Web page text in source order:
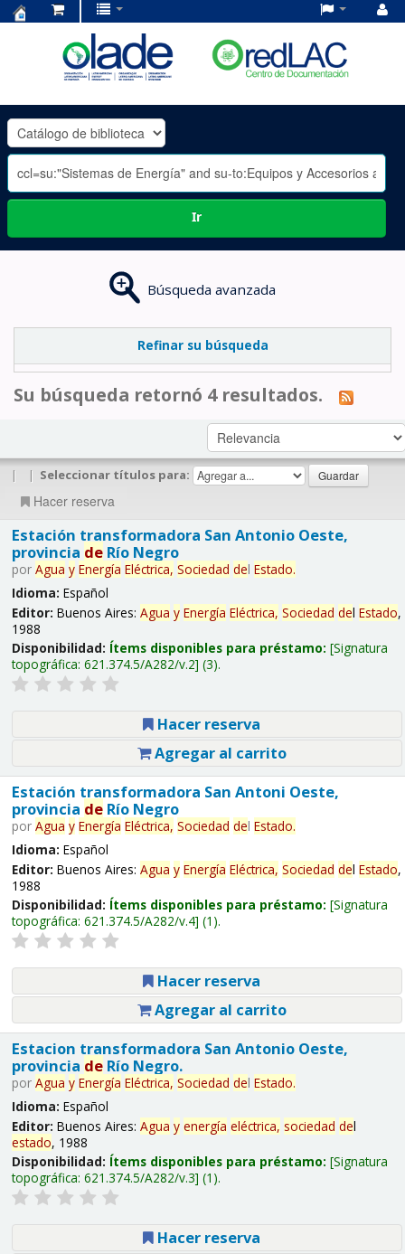
OLADE
-
Ir
Búsqueda avanzada
Refinar su búsqueda
Su búsqueda retornó 4 resultados.
| | Seleccionar títulos para:
Hacer reserva
Estación transformadora San Antonio Oeste,
provincia deRío Negro
por Agua y Energía Eléctrica, Sociedad del Estado.
Idioma: Español
Editor: Buenos Aires: Agua y Energía Eléctrica, Sociedad del Estado,
1988
Disponibilidad: Ítems disponibles para préstamo: Signatura
topográfica: 621.374.5/A282/v.2 (3).
Hacer reserva
Agregar al carrito
Estación transformadora San Antoni Oeste,
provincia deRío Negro
por Agua y Energía Eléctrica, Sociedad del Estado.
Idioma: Español
Editor: Buenos Aires: Agua y Energía Eléctrica, Sociedad del Estado,
1988
Disponibilidad: Ítems disponibles para préstamo: Signatura
topográfica: 621.374.5/A282/v.4 (1).
Hacer reserva
Agregar al carrito
Estacion transformadora San Antonio Oeste,
provincia deRío Negro.
por Agua y Energía Eléctrica, Sociedad del Estado.
Idioma: Español
Editor: Buenos Aires: Agua y energía eléctrica, sociedad del
estado, 1988
Disponibilidad: Ítems disponibles para préstamo: Signatura
topográfica: 621.374.5/A282/v.3 (1).
Hacer reserva